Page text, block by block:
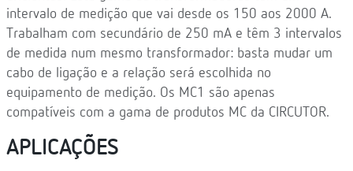
intervalo de medição que vai desde os 150 aos 2000 A.
Trabalham com secundário de 250 mA e têm 3 intervalos
de medida num mesmo transformador: basta mudar um
cabo de ligação e a relação será escolhida no
equipamento de medição. Os MC1 são apenas
compatíveis com a gama de produtos MC da CIRCUTOR.
APLICAÇÕES